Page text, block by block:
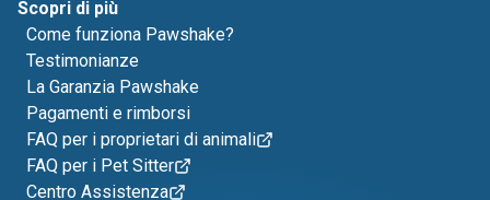
Scopri di più
Come funziona Pawshake?
Testimonianze
La Garanzia Pawshake
Pagamenti e rimborsi
FAQ per i proprietari di animali
FAQ per i Pet Sitter
Centro Assistenza